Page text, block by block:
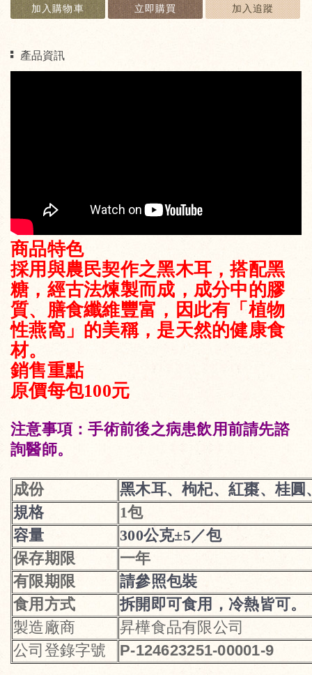
加入購物車 立即購買 加入追蹤
產品資訊
商品特色
採用與農民契作之黑木耳，搭配黑
糖，經古法煉製而成，成分中的膠
質、膳食纖維豐富，因此有「植物
性燕窩」的美稱，是天然的健康食
材。
銷售重點
原價每包100元
注意事項：手術前後之病患飲用前請先諮
詢醫師。
成份
黑木耳、枸杞、紅棗、桂圓
規格
1包
容量
300公克±5／包
保存期限
一年
有限期限
請參照包裝
食用方式
拆開即可食用，冷熱皆可。
製造廠商
昇樺食品有限公司
公司登錄字號
P-124623251-00001-9